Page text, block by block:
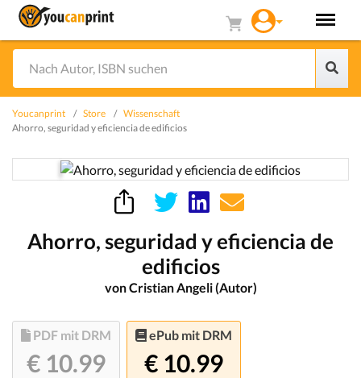
Youcanprint Store
Wissenschaft
Ahorro, seguridad y eficiencia de edificios
Ahorro, seguridad y eficiencia de
edificios
von Cristian Angeli (Autor)
PDF mit DRM
€ 10.99
ePub mit DRM
€ 10.99